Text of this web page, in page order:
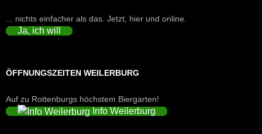
... nichts einfacher als das. Jetzt, hier und online.
Ja, ich will
ÖFFNUNGSZEITEN WEILERBURG
Auf zu Rottenburgs höchstem Biergarten!
Info Weilerburg